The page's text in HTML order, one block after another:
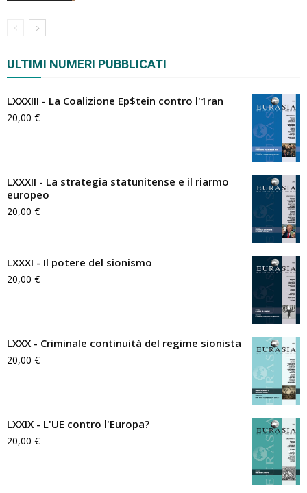
ULTIMI NUMERI PUBBLICATI
LXXXIII - La Coalizione Ep$tein contro l'1ran
20,00 €
LXXXII - La strategia statunitense e il riarmo
europeo
20,00 €
LXXXI - Il potere del sionismo
20,00 €
LXXX - Criminale continuità del regime sionista
20,00 €
LXXIX - L'UE contro l'Europa?
20,00 €